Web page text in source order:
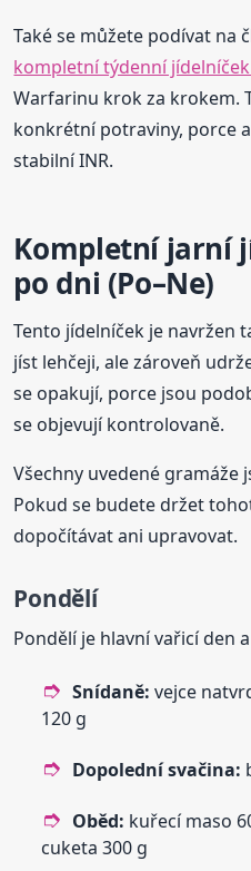
Také se můžete podívat na
kompletní týdenní
Warfarinu krok za krokem.
konkrétní potraviny, porce
stabilní INR.
Kompletní jarní
po dni (Po–Ne)
Tento jídelníček je navržen
jíst lehčeji, ale zároveň
se opakují, porce jsou
se objevují kontrolovaně.
Všechny uvedené gramáže
Pokud se budete držet
dopočítávat ani upravovat.
Pondělí
Pondělí je hlavní vařicí den
Snídaně: vejce
120 g
Dopolední svačina:
Oběd: kuřecí maso
cuketa 300 g